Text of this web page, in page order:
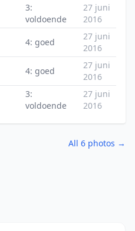
3:
voldoende
27 juni
2016
4: goed
27 juni
2016
4: goed
27 juni
2016
3:
voldoende
27 juni
2016
All 6 photos →